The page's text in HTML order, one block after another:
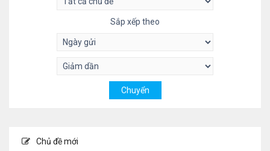
Sắp xếp theo
Chủ đề mới